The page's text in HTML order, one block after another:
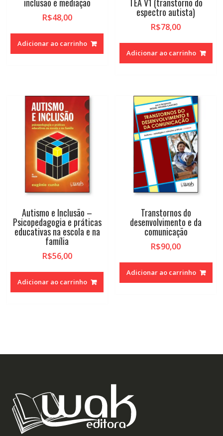
R$48,00
Adicionar ao carrinho
espectro autista)
R$78,00
Adicionar ao carrinho
Autismo e Inclusão –
Psicopedagogia e práticas
educativas na escola e na
família
R$56,00
Adicionar ao carrinho
Transtornos do
desenvolvimento e da
comunicação
R$90,00
Adicionar ao carrinho